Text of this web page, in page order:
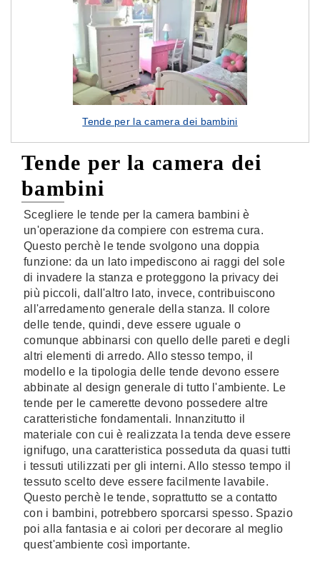
Tende per la camera dei bambini
Tende per la camera dei
bambini
Scegliere le tende per la camera bambini è
un'operazione da compiere con estrema cura.
Questo perchè le tende svolgono una doppia
funzione: da un lato impediscono ai raggi del sole
di invadere la stanza e proteggono la privacy dei
più piccoli, dall'altro lato, invece, contribuiscono
all'arredamento generale della stanza. Il colore
delle tende, quindi, deve essere uguale o
comunque abbinarsi con quello delle pareti e degli
altri elementi di arredo. Allo stesso tempo, il
modello e la tipologia delle tende devono essere
abbinate al design generale di tutto l'ambiente. Le
tende per le camerette devono possedere altre
caratteristiche fondamentali. Innanzitutto il
materiale con cui è realizzata la tenda deve essere
ignifugo, una caratteristica posseduta da quasi tutti
i tessuti utilizzati per gli interni. Allo stesso tempo il
tessuto scelto deve essere facilmente lavabile.
Questo perchè le tende, soprattutto se a contatto
con i bambini, potrebbero sporcarsi spesso. Spazio
poi alla fantasia e ai colori per decorare al meglio
quest'ambiente così importante.